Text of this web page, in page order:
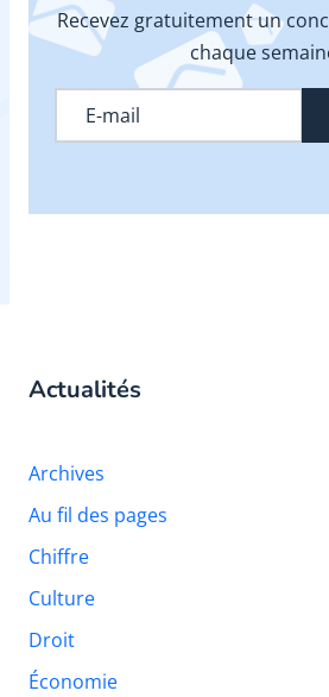
Recevez gratuitement un
chaque
Actualités
Archives
Au fil des pages
Chiffre
Culture
Droit
Économie